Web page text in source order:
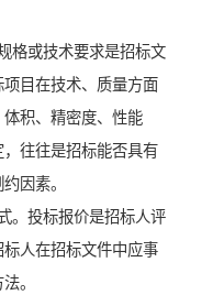
格或技术要求是招标文
目在技术、质量方面
积、精密度、性能
往往是招标能否具有
因素。
。投标报价是招标人评
人在招标文件中应事
。